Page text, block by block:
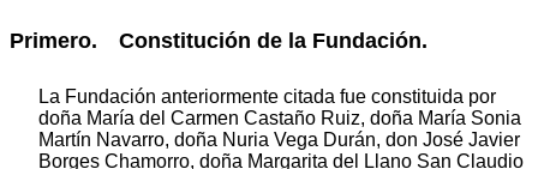
Primero. Constitución de la Fundación.
La Fundación anteriormente citada fue constituida por
doña María del Carmen Castaño Ruiz, doña María Sonia
Martín Navarro, doña Nuria Vega Durán, don José Javier
Borges Chamorro, doña Margarita del Llano San Claudio